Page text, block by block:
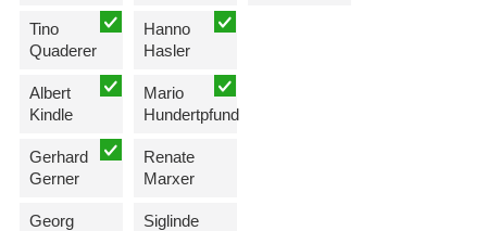
Tino
Quaderer
Albert
Kindle
Gerhard
Gerner
Georg
Hanno
Hasler
Mario
Hundertpfund
Renate
Marxer
Siglinde